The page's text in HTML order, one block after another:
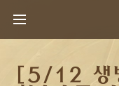
[5/12 생